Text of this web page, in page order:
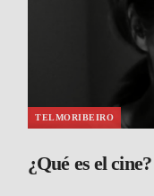
TELMORIBEIRO
¿Qué es el cine?